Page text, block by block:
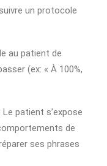
un protocole
au patient de
(ex: « À 100%,
Le patient s’expose
de
ses phrases